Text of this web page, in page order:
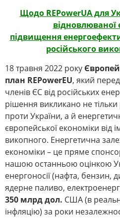
Щодо REPowerUA для
відновлюваної
підвищення
російського
18 травня 2022 року
план REPowerEU, який
членів ЄС від російських
рішення викликано не
проти України, а й
європейської економіки від
викопного. Енергетична
економіки – це пряме
нашою останньою оцінкою
енергоносії (нафта, бензин,
ядерне паливо,
350 млрд дол. США (в
інфляцію) за роки